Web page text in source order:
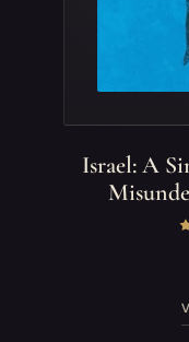
Israel: A